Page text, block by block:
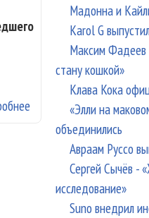
о Мумий Тролль - SOS
Ко. №43
Мадонна и
Karol G
Максим Фадеев
стану кошкой»
Клава Кока
«Элли на
объединились
Авраам Руссо
Сергей Сычёв -
исследование»
Suno внедрил